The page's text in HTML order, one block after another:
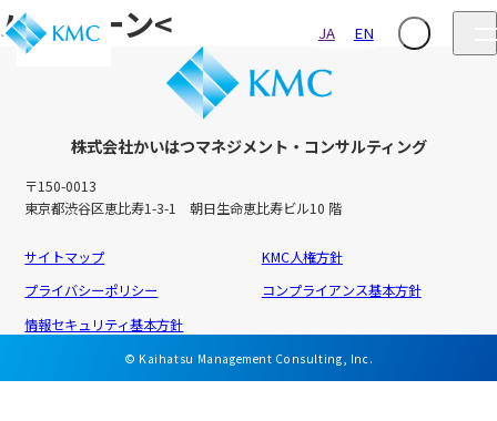
JA EN
バーレーン<
株式会社かいはつマネジメント・コンサルティング
〒150-0013
東京都渋谷区恵比寿1-3-1 朝日生命恵比寿ビル10 階
サイトマップ
KMC人権方針
プライバシーポリシー
コンプライアンス基本方針
情報セキュリティ基本方針
© Kaihatsu Management Consulting, Inc.